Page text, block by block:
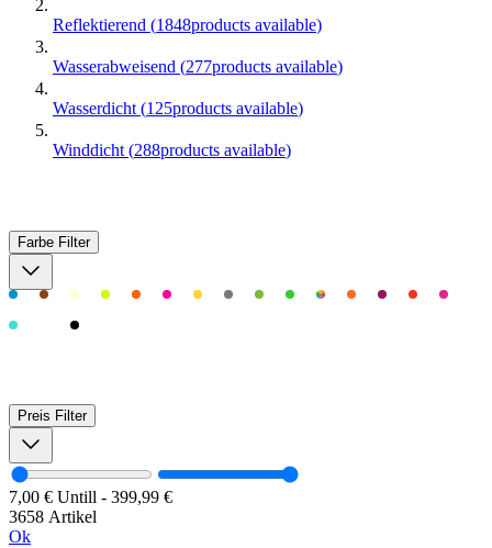
Reflektierend (1848products available)
Wasserabweisend (277products available)
Wasserdicht (125products available)
Winddicht (288products available)
Farbe Filter
Preis Filter
7,00 € Untill - 399,99 €
3658 Artikel
Ok